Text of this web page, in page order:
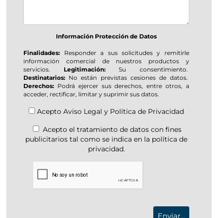
Información Protección de Datos
Finalidades: Responder a sus solicitudes y remitirle
información comercial de nuestros productos y
servicios. Legitimación:Su consentimiento.
Destinatarios: No están previstas cesiones de datos.
Derechos: Podrá ejercer sus derechos, entre otros, a
acceder, rectificar, limitar y suprimir sus datos.
AceptoAviso Legal y Política de Privacidad
Acepto el tratamiento de datos con fines
publicitarios tal como se indica en la política de
privacidad.